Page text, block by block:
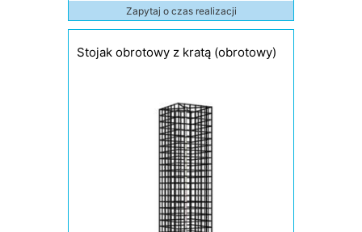
Zapytaj o czas realizacji
Stojak obrotowy z kratą (obrotowy)